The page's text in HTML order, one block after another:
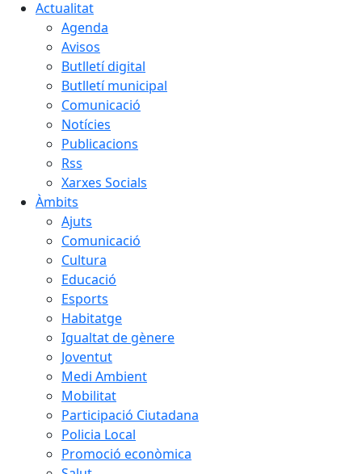
Actualitat
Agenda
Avisos
Butlletí digital
Butlletí municipal
Comunicació
Notícies
Publicacions
Rss
Xarxes Socials
Àmbits
Ajuts
Comunicació
Cultura
Educació
Esports
Habitatge
Igualtat de gènere
Joventut
Medi Ambient
Mobilitat
Participació Ciutadana
Policia Local
Promoció econòmica